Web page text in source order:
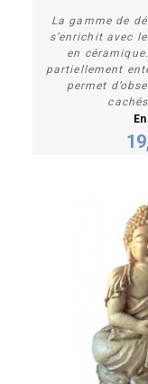
La gamme de
s’enrichit avec
en
partiellement
permet